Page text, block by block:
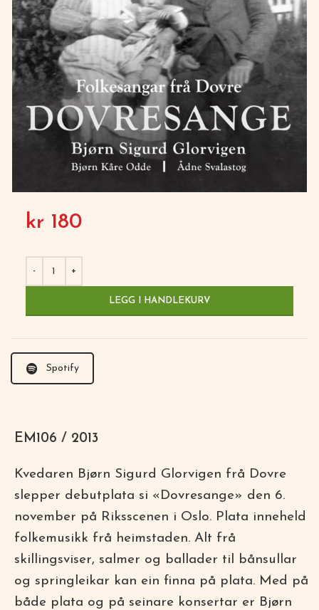
kr 180
LEGG I HANDLEKURV
Spotify
EM106 / 2013
Kvedaren Bjørn Sigurd Glorvigen frå Dovre
slepper debutplata si «Dovresange» den 6.
november på Riksscenen i Oslo. Plata inneheld
folkemusikk frå heimstaden. Alt frå
skillingsviser, salmer og ballader til bånsullar
og springleikar kan ein finna på plata. Med på
både plata og på seinare konsertar er Bjørn